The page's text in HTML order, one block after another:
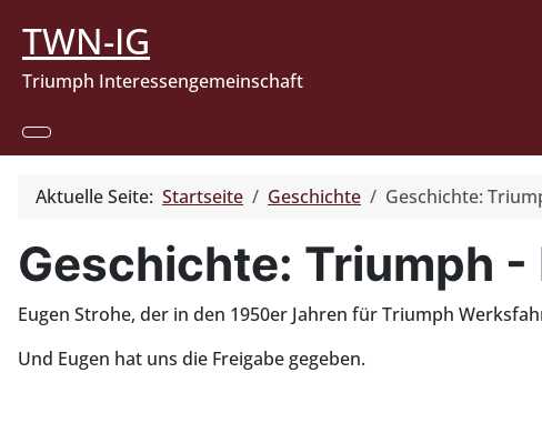
TWN-IG
Triumph Interessengemeinschaft
Aktuelle Seite: Startseite Geschichte Geschichte:
Geschichte: Triumph
Eugen Strohe, der in den 1950er Jahren für Triumph
Und Eugen hat uns die Freigabe gegeben.